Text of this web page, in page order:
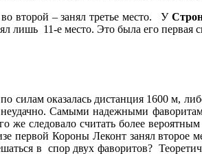
второй – занял третье место. У
11-е место. Это была его первая
силам оказалась дистанция 1600 м,
Самыми надежными
же следовало считать более
первой Короны Леконт занял второе
в спор двух фаворитов?